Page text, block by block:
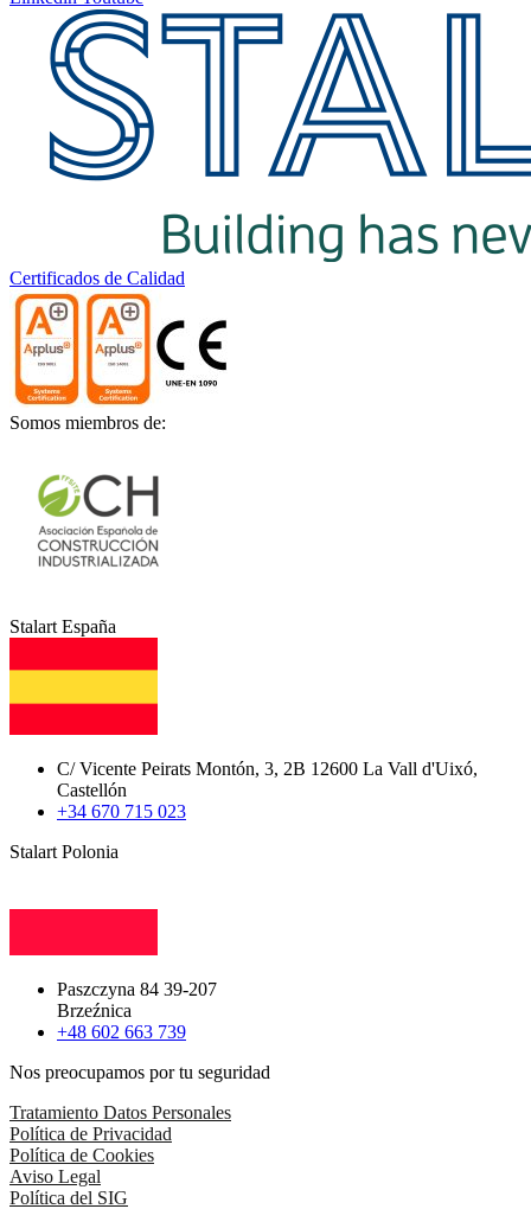
Certificados de Calidad
Somos miembros de:
Stalart España
C/ Vicente Peirats Montón, 3, 2B 12600 La Vall d'Uixó,
Castellón
+34 670 715 023
Stalart Polonia
Paszczyna 84 39-207
Brzeźnica
+48 602 663 739
Nos preocupamos por tu seguridad
Tratamiento Datos Personales
Política de Privacidad
Política de Cookies
Aviso Legal
Política del SIG